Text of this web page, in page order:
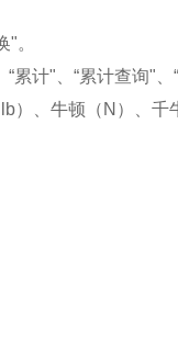
。
计"、“累计查询"、
lb）、牛顿（ N ）、千